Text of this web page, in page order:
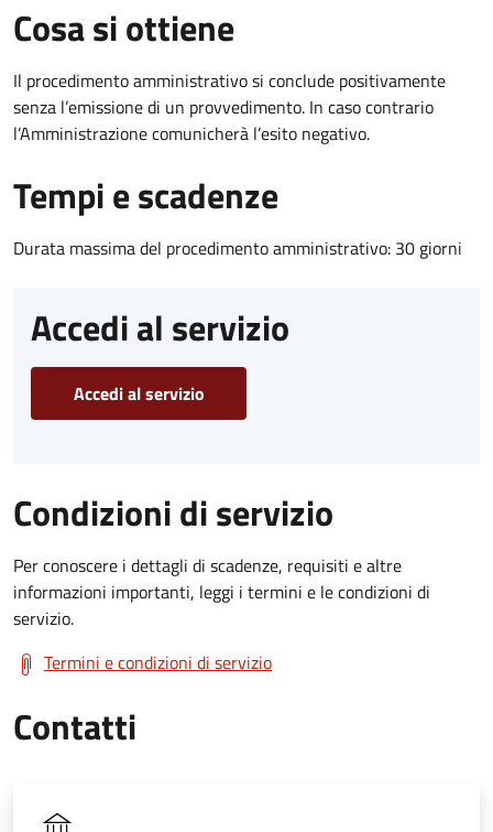
Cosa si ottiene
Il procedimento amministrativo si conclude positivamente
senza l’emissione di un provvedimento. In caso contrario
l’Amministrazione comunicherà l’esito negativo.
Tempi e scadenze
Durata massima del procedimento amministrativo: 30 giorni
Accedi al servizio
Accedi al servizio
Condizioni di servizio
Per conoscere i dettagli di scadenze, requisiti e altre
informazioni importanti, leggi i termini e le condizioni di
servizio.
Termini e condizioni di servizio
Contatti